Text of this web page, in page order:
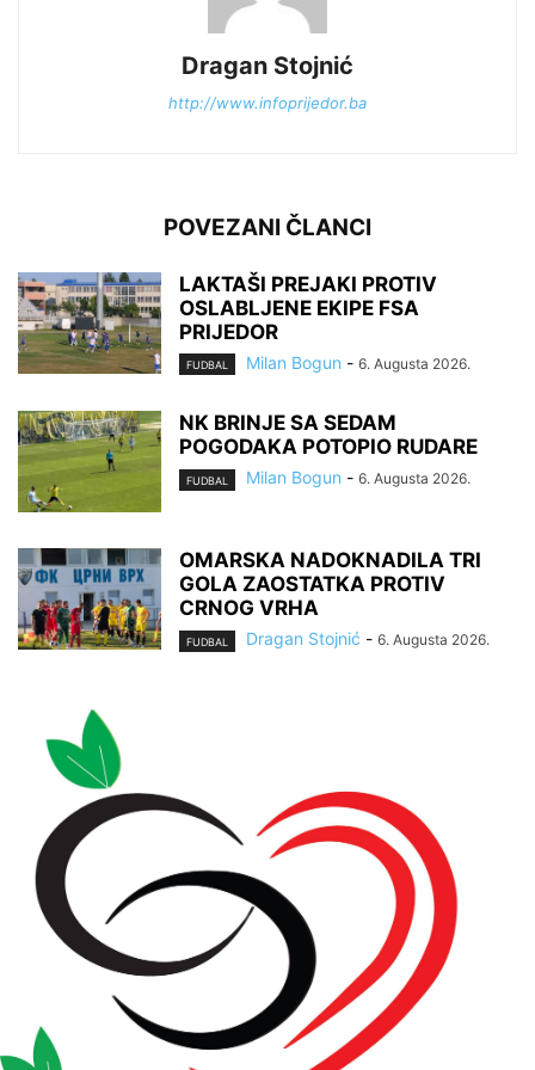
Dragan Stojnić
http://www.infoprijedor.ba
POVEZANI ČLANCI
LAKTAŠI PREJAKI PROTIV
OSLABLJENE EKIPE FSA
PRIJEDOR
FUDBAL Milan Bogun - 6. Augusta 2026.
NK BRINJE SA SEDAM
POGODAKA POTOPIO RUDARE
FUDBAL Milan Bogun - 6. Augusta 2026.
OMARSKA NADOKNADILA TRI
GOLA ZAOSTATKA PROTIV
CRNOG VRHA
FUDBAL Dragan Stojnić - 6. Augusta 2026.